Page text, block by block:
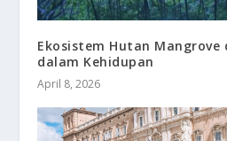
Ekosistem Hutan Mangrove
dalam Kehidupan
April 8, 2026